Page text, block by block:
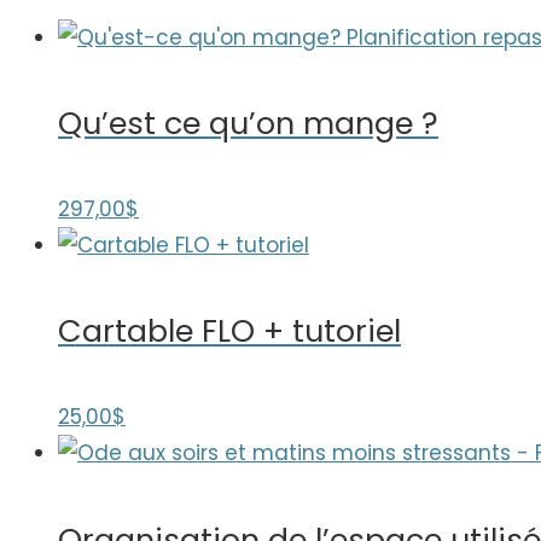
Qu’est ce qu’on mange ?
297,00$
Cartable FLO + tutoriel
25,00$